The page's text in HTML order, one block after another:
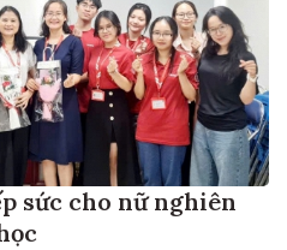
sức cho nữ nghiên